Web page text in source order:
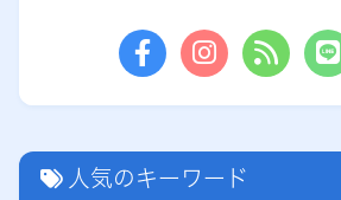
人気のキーワード